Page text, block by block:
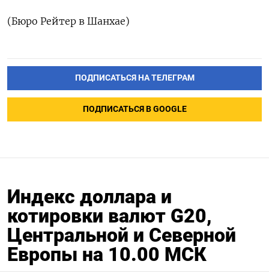
(Бюро Рейтер в Шанхае)
ПОДПИСАТЬСЯ НА ТЕЛЕГРАМ
ПОДПИСАТЬСЯ В GOOGLE
Индекс доллара и
котировки валют G20,
Центральной и Северной
Европы на 10.00 МСК